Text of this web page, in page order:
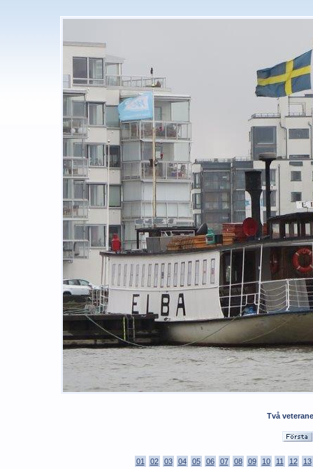
Två
01 02 03 04 05 06 07 08 09 10 11 12 13